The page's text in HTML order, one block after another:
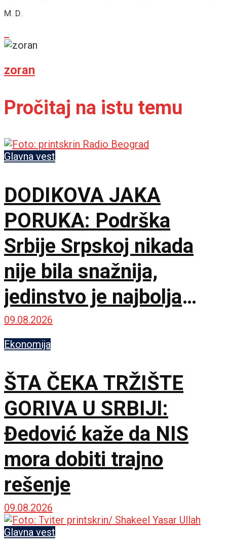
M. D.
zoran
Pročitaj na istu temu
Glavna vest
DODIKOVA JAKA
PORUKA: Podrška
Srbije Srpskoj nikada
nije bila snažnija,
jedinstvo je najbolja
garancija
09.08.2026
Ekonomija
ŠTA ČEKA TRŽIŠTE
GORIVA U SRBIJI:
Đedović kaže da NIS
mora dobiti trajno
rešenje
09.08.2026
Glavna vest